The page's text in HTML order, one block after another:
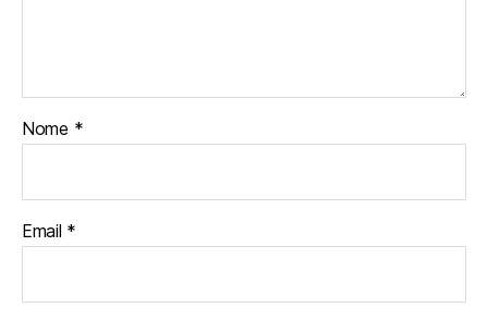
Nome *
Email *